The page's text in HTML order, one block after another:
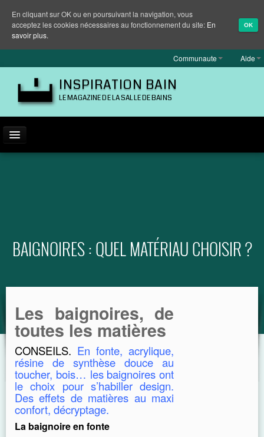
Communaute Aide
INSPIRATION BAIN
LE MAGAZINE DE LA SALLE DE BAINS
GUIDE
BAIGNOIRES : QUEL MATÉRIAU CHOISIR ?
Les baignoires, de
toutes les matières
CONSEILS. En fonte, acrylique,
résine de synthèse douce au
toucher, bois… les baignoires ont
le choix pour s’habiller design.
Des effets de matières au maxi
confort, décryptage.
La baignoire en fonte
En cliquant sur OK ou en poursuivant la navigation, vous
acceptez les cookies nécessaires au fonctionnement du site: En
savoir plus.
OK